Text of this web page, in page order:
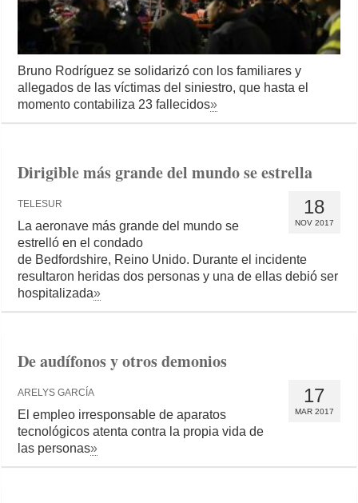
Bruno Rodríguez se solidarizó con los familiares y
allegados de las víctimas del siniestro, que hasta el
momento contabiliza 23 fallecidos»
Dirigible más grande del mundo se estrella
18
NOV 2017
TELESUR
La aeronave más grande del mundo se
estrelló en el condado
de Bedfordshire, Reino Unido. Durante el incidente
resultaron heridas dos personas y una de ellas debió ser
hospitalizada»
De audífonos y otros demonios
17
MAR 2017
ARELYS GARCÍA
El empleo irresponsable de aparatos
tecnológicos atenta contra la propia vida de
las personas»